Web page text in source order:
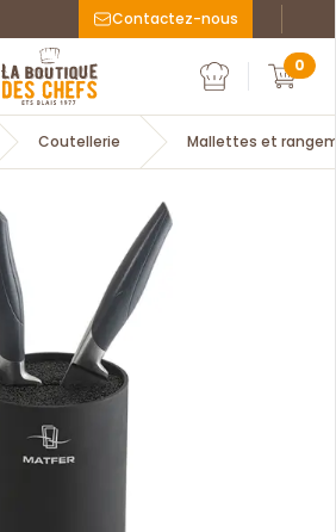
Contactez-nous
La Boutique des chefs
Mon compte
Mon
0
Coutellerie Mallettes et